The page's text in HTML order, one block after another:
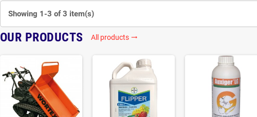
Showing 1-3 of 3 item(s)
OUR PRODUCTS All products trending_flat